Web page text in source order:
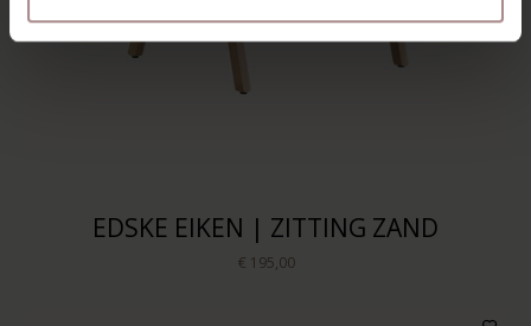
EDSKE EIKEN | ZITTING ZAND
€ 195,00